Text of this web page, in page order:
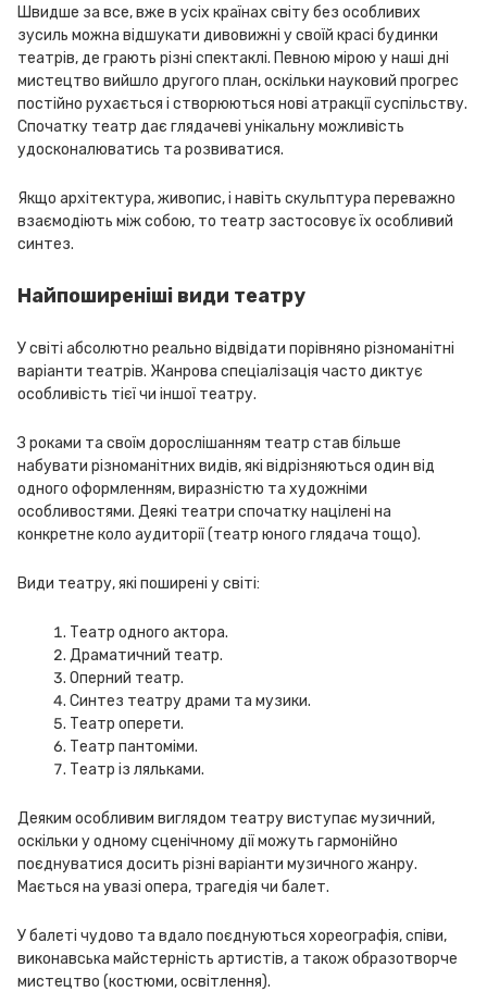
Швидше за все, вже в усіх країнах світу без особливих
зусиль можна відшукати дивовижні у своїй красі будинки
театрів, де грають різні спектаклі. Певною мірою у наші дні
мистецтво вийшло другого план, оскільки науковий прогрес
постійно рухається і створюються нові атракції суспільству.
Спочатку театр дає глядачеві унікальну можливість
удосконалюватись та розвиватися.
Якщо архітектура, живопис, і навіть скульптура переважно
взаємодіють між собою, то театр застосовує їх особливий
синтез.
Найпоширеніші види театру
У світі абсолютно реально відвідати порівняно різноманітні
варіанти театрів. Жанрова спеціалізація часто диктує
особливість тієї чи іншої театру.
З роками та своїм дорослішанням театр став більше
набувати різноманітних видів, які відрізняються один від
одного оформленням, виразністю та художніми
особливостями. Деякі театри спочатку націлені на
конкретне коло аудиторії (театр юного глядача тощо).
Види театру, які поширені у світі:
Театр одного актора.
Драматичний театр.
Оперний театр.
Синтез театру драми та музики.
Театр оперети.
Театр пантоміми.
Театр із ляльками.
Деяким особливим виглядом театру виступає музичний,
оскільки у одному сценічному дії можуть гармонійно
поєднуватися досить різні варіанти музичного жанру.
Мається на увазі опера, трагедія чи балет.
У балеті чудово та вдало поєднуються хореографія, співи,
виконавська майстерність артистів, а також образотворче
мистецтво (костюми, освітлення).